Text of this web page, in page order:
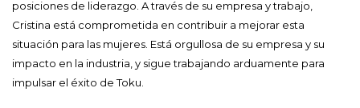
posiciones de liderazgo. A través de su empresa y trabajo,
Cristina está comprometida en contribuir a mejorar esta
situación para las mujeres. Está orgullosa de su empresa y su
impacto en la industria, y sigue trabajando arduamente para
impulsar el éxito de Toku.